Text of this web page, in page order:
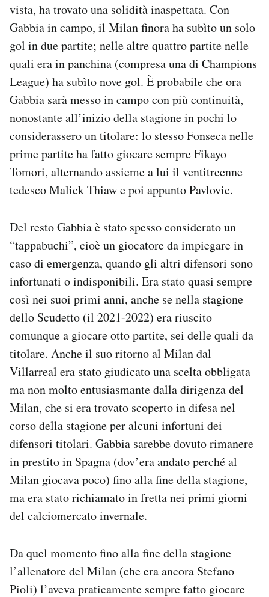
vista, ha trovato una solidità inaspettata. Con
Gabbia in campo, il Milan finora ha subìto un solo
gol in due partite; nelle altre quattro partite nelle
quali era in panchina (compresa una di Champions
League) ha subìto nove gol. È probabile che ora
Gabbia sarà messo in campo con più continuità,
nonostante all’inizio della stagione in pochi lo
considerassero un titolare: lo stesso Fonseca nelle
prime partite ha fatto giocare sempre Fikayo
Tomori, alternando assieme a lui il ventitreenne
tedesco Malick Thiaw e poi appunto Pavlovic.
Del resto Gabbia è stato spesso considerato un
“tappabuchi”, cioè un giocatore da impiegare in
caso di emergenza, quando gli altri difensori sono
infortunati o indisponibili. Era stato quasi sempre
così nei suoi primi anni, anche se nella stagione
dello Scudetto (il 2021-2022) era riuscito
comunque a giocare otto partite, sei delle quali da
titolare. Anche il suo ritorno al Milan dal
Villarreal era stato giudicato una scelta obbligata
ma non molto entusiasmante dalla dirigenza del
Milan, che si era trovato scoperto in difesa nel
corso della stagione per alcuni infortuni dei
difensori titolari. Gabbia sarebbe dovuto rimanere
in prestito in Spagna (dov’era andato perché al
Milan giocava poco) fino alla fine della stagione,
ma era stato richiamato in fretta nei primi giorni
del calciomercato invernale.
Da quel momento fino alla fine della stagione
l’allenatore del Milan (che era ancora Stefano
Pioli) l’aveva praticamente sempre fatto giocare